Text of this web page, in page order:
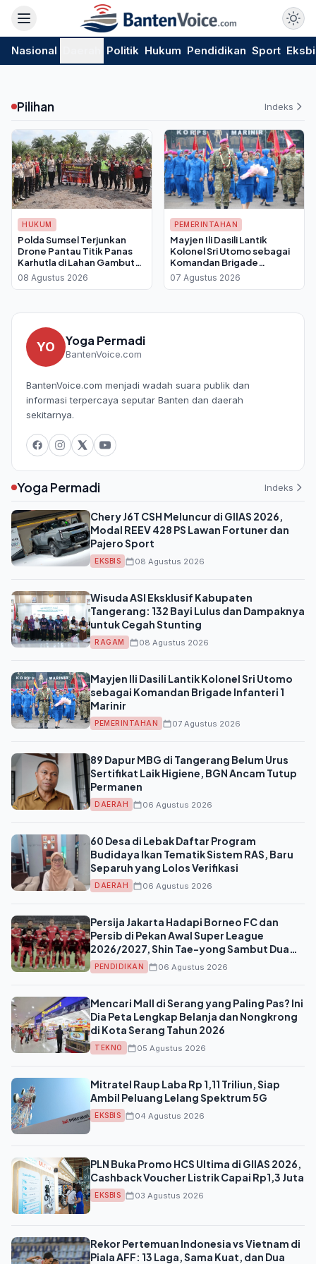
Nasional Politik Hukum Pendidikan Sport
Pilihan Indeks
HUKUM
Polda Sumsel Terjunkan
Drone Pantau Titik Panas
Karhutla di Lahan Gambut
Ogan Ilir
08 Agustus 2026
PEMERINTAHAN
Mayjen Ili Dasili Lantik
Kolonel Sri Utomo sebagai
Komandan Brigade
Infanteri 1 Marinir
07 Agustus 2026
YO Yoga Permadi
BantenVoice.com
BantenVoice.com menjadi wadah suara publik dan
informasi terpercaya seputar Banten dan daerah
sekitarnya.
Yoga Permadi Indeks
Chery J6T CSH Meluncur di GIIAS 2026,
Modal REEV 428 PS Lawan Fortuner dan
Pajero Sport
EKSBIS 08 Agustus 2026
Wisuda ASI Eksklusif Kabupaten
Tangerang: 132 Bayi Lulus dan Dampaknya
untuk Cegah Stunting
RAGAM 08 Agustus 2026
Mayjen Ili Dasili Lantik Kolonel Sri Utomo
sebagai Komandan Brigade Infanteri 1
Marinir
PEMERINTAHAN 07 Agustus 2026
89 Dapur MBG di Tangerang Belum Urus
Sertifikat Laik Higiene, BGN Ancam Tutup
Permanen
DAERAH 06 Agustus 2026
60 Desa di Lebak Daftar Program
Budidaya Ikan Tematik Sistem RAS, Baru
Separuh yang Lolos Verifikasi
DAERAH 06 Agustus 2026
Persija Jakarta Hadapi Borneo FC dan
Persib di Pekan Awal Super League
2026/2027, Shin Tae-yong Sambut Dua
Ujian Berat Sekaligus
PENDIDIKAN 06 Agustus 2026
Mencari Mall di Serang yang Paling Pas? Ini
Dia Peta Lengkap Belanja dan Nongkrong
di Kota Serang Tahun 2026
TEKNO 05 Agustus 2026
Mitratel Raup Laba Rp 1,11 Triliun, Siap
Ambil Peluang Lelang Spektrum 5G
EKSBIS 04 Agustus 2026
PLN Buka Promo HCS Ultima di GIIAS 2026,
Cashback Voucher Listrik Capai Rp1,3 Juta
EKSBIS 03 Agustus 2026
Rekor Pertemuan Indonesia vs Vietnam di
Piala AFF: 13 Laga, Sama Kuat, dan Dua